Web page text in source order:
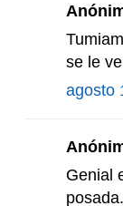
se le
agosto
Genial